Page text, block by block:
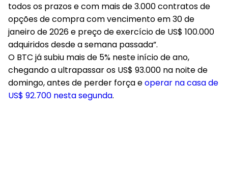
todos os prazos e com mais de 3.000 contratos de
opções de compra com vencimento em 30 de
janeiro de 2026 e preço de exercício de US$ 100.000
adquiridos desde a semana passada”.
O BTC já subiu mais de 5% neste início de ano,
chegando a ultrapassar os US$ 93.000 na noite de
domingo, antes de perder força eoperar na casa de
US$ 92.700 nesta segunda.